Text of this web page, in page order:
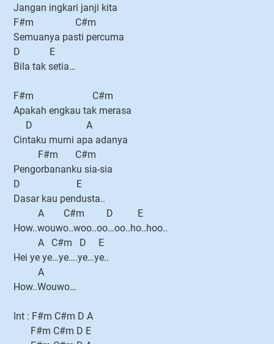
Jangan ingkari janji kita
F#m C#m
Semuanya pasti percuma
D E
Bila tak setia…
F#m C#m
Apakah engkau tak merasa
D A
Cintaku murni apa adanya
F#m C#m
Pengorbananku sia-sia
D E
Dasar kau pendusta..
A C#m D E
How..wouwo..woo..oo…oo..ho..hoo..
A C#m D E
Hei ye ye…ye….ye…ye..
A
How..Wouwo…
Int : F#m C#m D A
F#m C#m D E